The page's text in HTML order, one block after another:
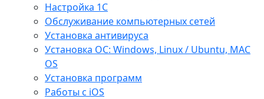
Настройка 1С
Обслуживание компьютерных сетей
Установка антивируса
Установка ОС: Windows, Linux / Ubuntu, МАС
OS
Установка программ
Работы с iOS